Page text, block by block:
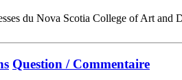
du Nova Scotia College of Art and
Question / Commentaire